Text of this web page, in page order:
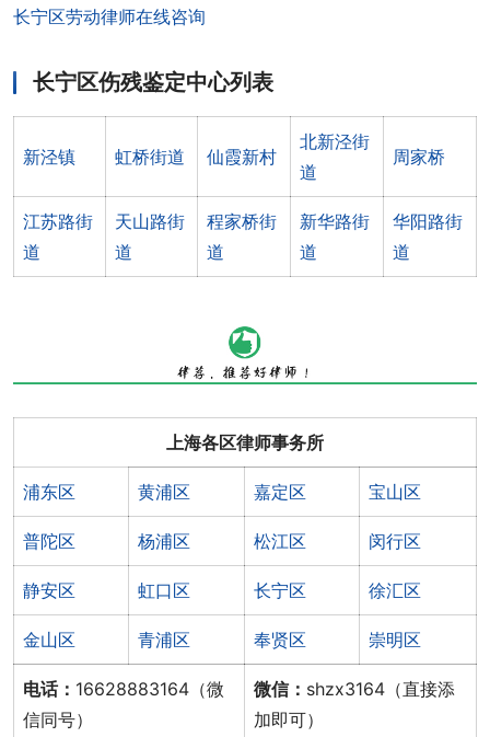
长宁区劳动律师在线咨询
长宁区伤残鉴定中心列表
新泾镇 虹桥街道 仙霞新村
北新泾街
道
周家桥
江苏路街
道
天山路街
道
程家桥街
道
新华路街
道
华阳路街
道
上海各区律师事务所
浦东区 黄浦区 嘉定区 宝山区
普陀区 杨浦区 松江区 闵行区
静安区 虹口区 长宁区 徐汇区
金山区 青浦区 奉贤区 崇明区
电话： 16628883164（微
信同号）
微信： shzx3164（直接添
加即可）